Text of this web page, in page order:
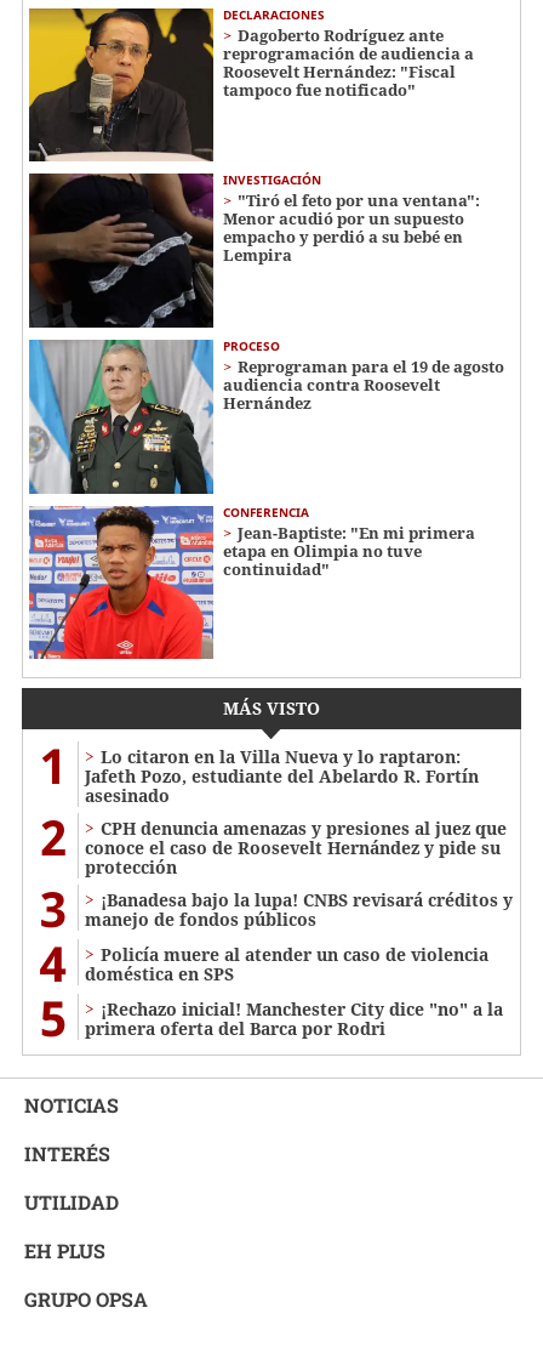
DECLARACIONES
Dagoberto Rodríguez ante
reprogramación de audiencia a
Roosevelt Hernández: "Fiscal
tampoco fue notificado"
INVESTIGACIÓN
"Tiró el feto por una ventana":
Menor acudió por un supuesto
empacho y perdió a su bebé en
Lempira
PROCESO
Reprograman para el 19 de agosto
audiencia contra Roosevelt
Hernández
CONFERENCIA
Jean-Baptiste: "En mi primera
etapa en Olimpia no tuve
continuidad"
MÁS VISTO
1
Lo citaron en la Villa Nueva y lo raptaron:
Jafeth Pozo, estudiante del Abelardo R. Fortín
asesinado
2
CPH denuncia amenazas y presiones al juez que
conoce el caso de Roosevelt Hernández y pide su
protección
3
¡Banadesa bajo la lupa! CNBS revisará créditos y
manejo de fondos públicos
4
Policía muere al atender un caso de violencia
doméstica en SPS
5
¡Rechazo inicial! Manchester City dice "no" a la
primera oferta del Barca por Rodri
NOTICIAS
INTERÉS
UTILIDAD
EH PLUS
GRUPO OPSA